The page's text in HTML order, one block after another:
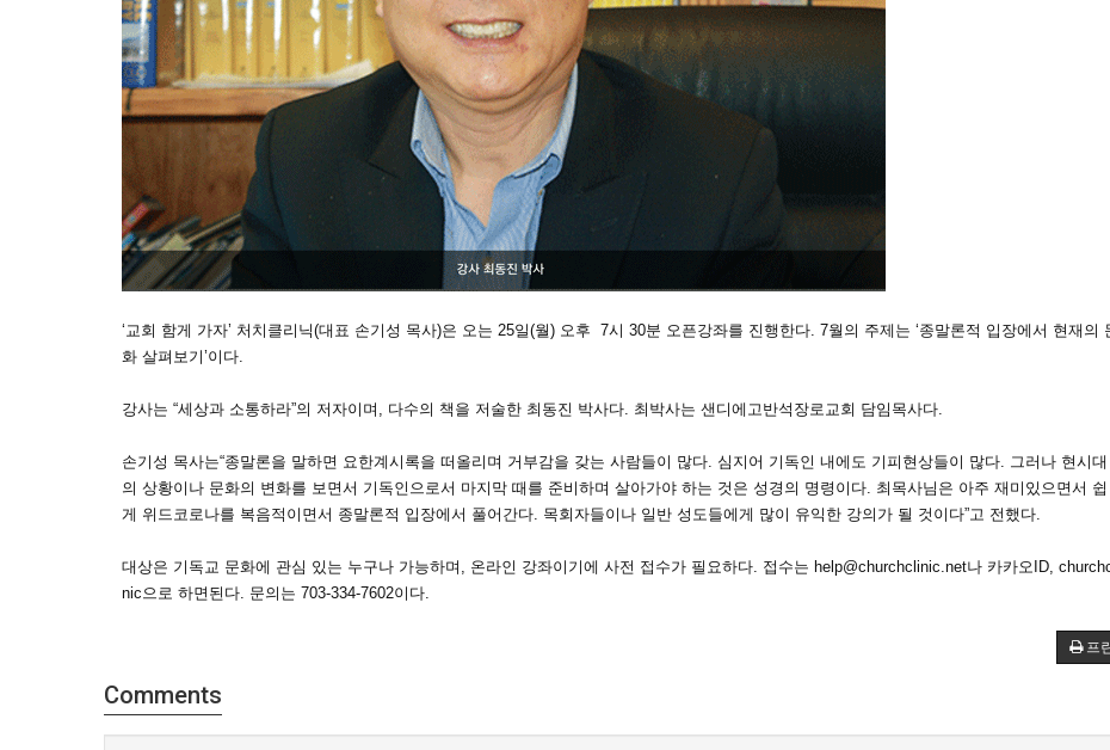
‘교회 함게 가자’ 처치클리닉(대표 손기성 목사)은 오는 25일(월) 오후 7시 30분 오픈강좌를 진행한다. 7월의 주제는 ‘종말론적 입장에서 현재의
화 살펴보기’이다.
강사는 “세상과 소통하라”의 저자이며, 다수의 책을 저술한 최동진 박사다. 최박사는 샌디에고반석장로교회 담임목사다.
손기성 목사는“종말론을 말하면 요한계시록을 떠올리며 거부감을 갖는 사람들이 많다. 심지어 기독인 내에도 기피현상들이 많다. 그러나 현시대
의 상황이나 문화의 변화를 보면서 기독인으로서 마지막 때를 준비하며 살아가야 하는 것은 성경의 명령이다. 최목사님은 아주 재미있으면서 쉽
게 위드코로나를 복음적이면서 종말론적 입장에서 풀어간다. 목회자들이나 일반 성도들에게 많이 유익한 강의가 될 것이다”고 전했다.
대상은 기독교 문화에 관심 있는 누구나 가능하며, 온라인 강좌이기에 사전 접수가 필요하다. 접수는 help@churchclinic.net나 카카오ID,
nic으로 하면된다. 문의는 703-334-7602이다.
프
Comments